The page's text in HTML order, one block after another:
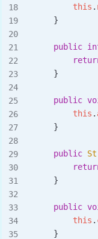
        this
.
    }
    public
    }
    public
        this
.
    }
    public
    }
    public
        this
.
    }